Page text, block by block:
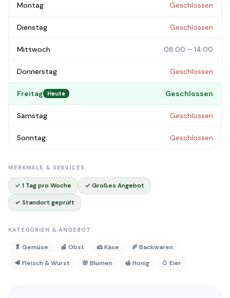
Montag Geschlossen
Dienstag Geschlossen
Mittwoch 08:00 – 14:00
Donnerstag Geschlossen
Freitag Heute Geschlossen
Samstag Geschlossen
Sonntag Geschlossen
MERKMALE & SERVICES
✓ 1 Tag pro Woche ✓ Großes Angebot
✓ Standort geprüft
KATEGORIEN & ANGEBOT
🥬 Gemüse 🍎 Obst 🧀 Käse
🥖 Backwaren
🥩 Fleisch & Wurst
🌸 Blumen 🍯 Honig 🥚 Eier